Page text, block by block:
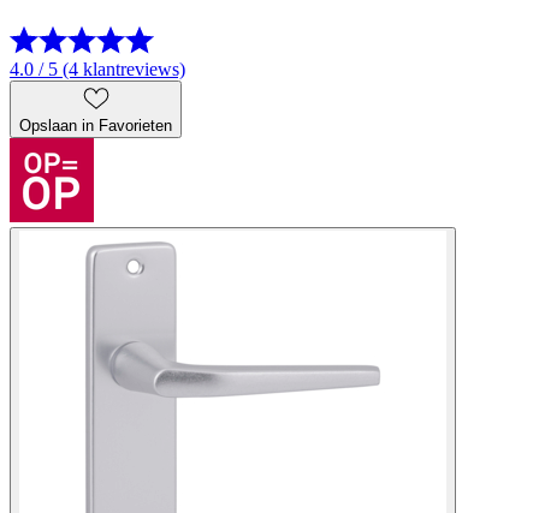
4.0 / 5 (4 klantreviews)
Opslaan in Favorieten